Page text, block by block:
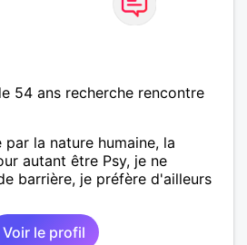
54 ans recherche rencontre
la nature humaine, la
autant être Psy, je ne
barrière, je préfère d'ailleurs
Voir le profil